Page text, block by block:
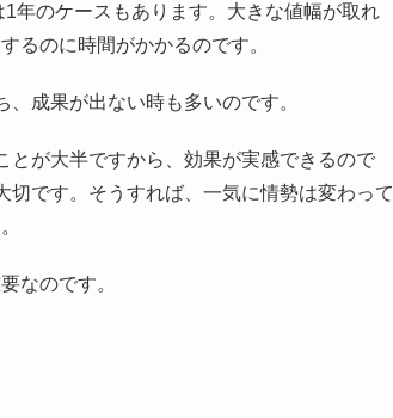
年のケースもあります。大きな値幅が取れ
るのに時間がかかるのです。
成果が出ない時も多いのです。
とが大半ですから、効果が実感できるので
です。そうすれば、一気に情勢は変わって
なのです。